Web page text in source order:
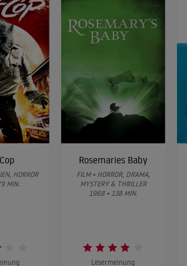
HORROR
MIN.
Rosemaries Baby
FILM • HORROR, DRAMA,
MYSTERY & THRILLER
1968 • 138 MIN.
Lesermeinung